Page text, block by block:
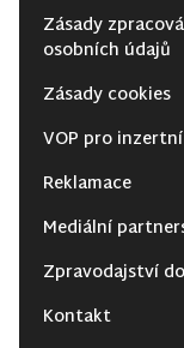
Zásady
osobních údajů
Zásady cookies
VOP pro
Reklamace
Mediální
Zpravodajství
Kontakt